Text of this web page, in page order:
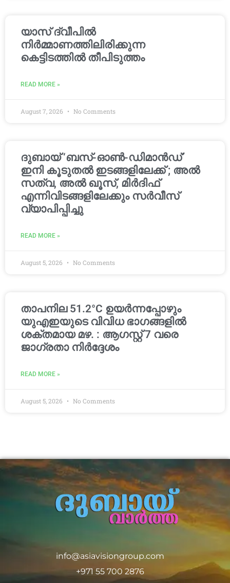
യാസ് ദ്വീപിൽ
നിർമ്മാണത്തിലിരിക്കുന്ന
കെട്ടിടത്തിൽ തീപിടുത്തം
READ MORE »
August 7, 2026 No Comments
ദുബായ് ‘ബസ്-ഓൺ-ഡിമാൻഡ്’
ഇനി കൂടുതൽ ഇടങ്ങളിലേക്ക് ; അൽ
സത്വ, അൽ ഖൂസ്, മിർദിഫ്
എന്നിവിടങ്ങളിലേക്കും സർവീസ്
വ്യാപിപ്പിച്ചു
READ MORE »
August 5, 2026 No Comments
താപനില 51.2°C ഉയർന്നപ്പോഴും
യുഎഇയുടെ വിവിധ ഭാഗങ്ങളിൽ
ശക്തമായ മഴ. : ആഗസ്റ്റ് 7 വരെ
ജാഗ്രതാ നിർദ്ദേശം
READ MORE »
August 5, 2026 No Comments
info@asiavisiongroup.com
+971 55 700 2876